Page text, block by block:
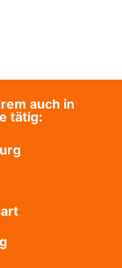
auch in
tätig: